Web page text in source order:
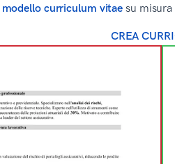
modello curriculum vitae su misura
CREA